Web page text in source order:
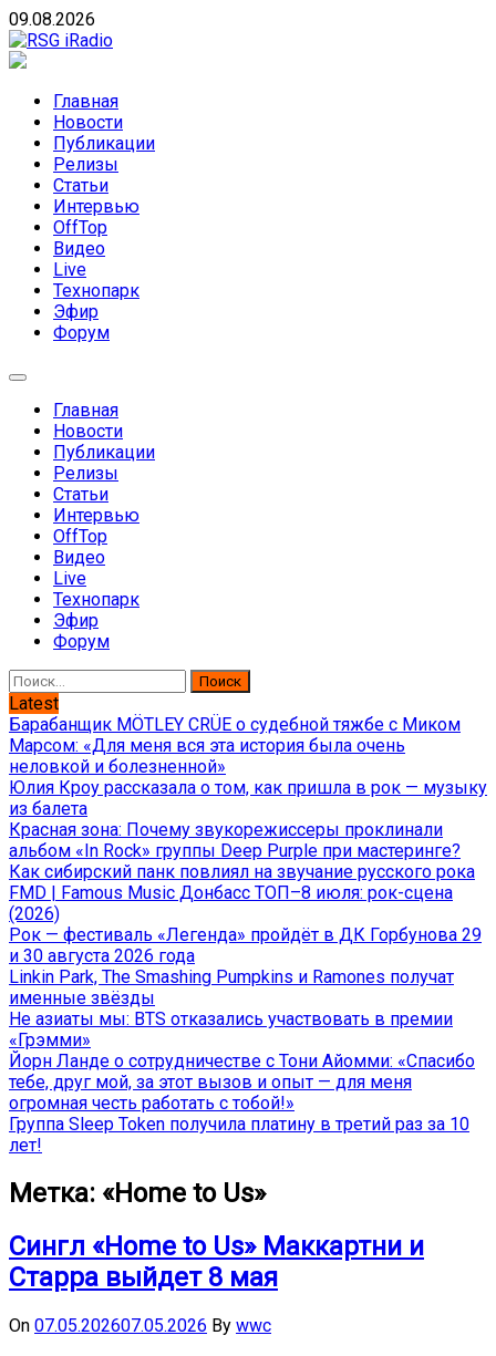
Skip
to
content
09.08.2026
направлений без возрастных ограничений
Главная
Новости
Публикации
Релизы
Статьи
Интервью
OffTop
Видео
Live
Технопарк
Эфир
Форум
Главная
Новости
Публикации
Релизы
Статьи
Интервью
OffTop
Видео
Live
Технопарк
Эфир
Форум
Найти:
Latest
Барабанщик MÖTLEY CRÜE о судебной тяжбе с Миком
Марсом: «Для меня вся эта история была очень
неловкой и болезненной»
Юлия Кроу рассказала о том, как пришла в рок — музыку
из балета
Красная зона: Почему звукорежиссеры проклинали
альбом «In Rock» группы Deep Purple при мастеринге?
Как сибирский панк повлиял на звучание русского рока
FMD | Famous Music Донбасс ТОП–8 июля: рок-сцена
(2026)
Рок — фестиваль «Легенда» пройдёт в ДК Горбунова 29
и 30 августа 2026 года
Linkin Park, The Smashing Pumpkins и Ramones получат
именные звёзды
Не азиаты мы: BTS отказались участвовать в премии
«Грэмми»
Йорн Ланде о сотрудничестве с Тони Айомми: «Спасибо
тебе, друг мой, за этот вызов и опыт — для меня
огромная честь работать с тобой!»
Группа Sleep Token получила платину в третий раз за 10
лет!
Метка: «Home to Us»
Сингл «Home to Us» Маккартни и
Старра выйдет 8 мая
On 07.05.202607.05.2026 By wwc